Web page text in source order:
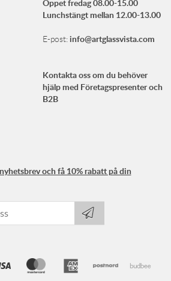
Öppet fredag 08.00-15.00
Lunchstängt mellan 12.00-13.00
E-post:info@artglassvista.com
Kontakta oss om du behöver
hjälp med Företagspresenter och
B2B
och få 10% rabatt på din